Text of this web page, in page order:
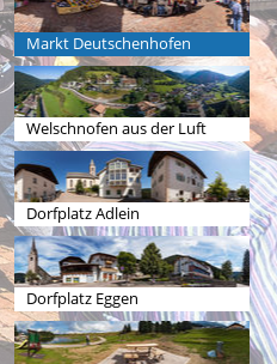
Markt Deutschenhofen
Welschnofen aus der Luft
Dorfplatz Adlein
Dorfplatz Eggen